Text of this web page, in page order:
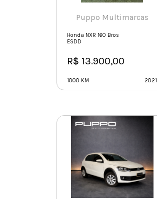
Puppo Multimarcas
Honda NXR 160 Bros
ESDD
R$ 13.900,00
1000 KM 2021